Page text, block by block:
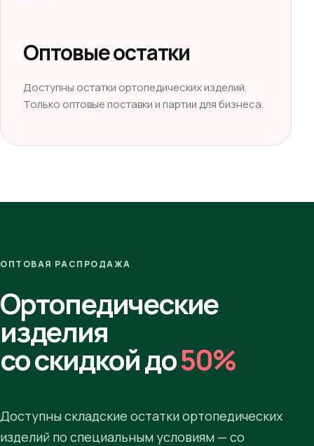
Оптовые остатки
Доступны остатки ортопедических изделий.
Только оптовые поставки и партии для бизнеса.
ОПТОВАЯ РАСПРОДАЖА
Ортопедические
изделия
со скидкой до50%
Доступны складские остатки ортопедических
изделий по специальным условиям — со